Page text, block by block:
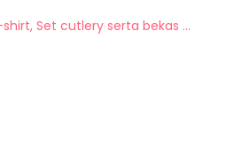
Set cutlery serta bekas ...